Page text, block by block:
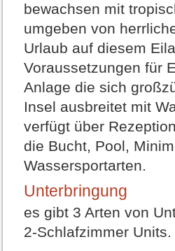
bewachsen mit
umgeben von
Urlaub auf diesem
Voraussetzungen für
Anlage die sich
Insel ausbreitet mit
verfügt über
die Bucht, Pool,
Wassersportarten.
Unterbringung
es gibt 3 Arten von
2-Schlafzimmer Units.